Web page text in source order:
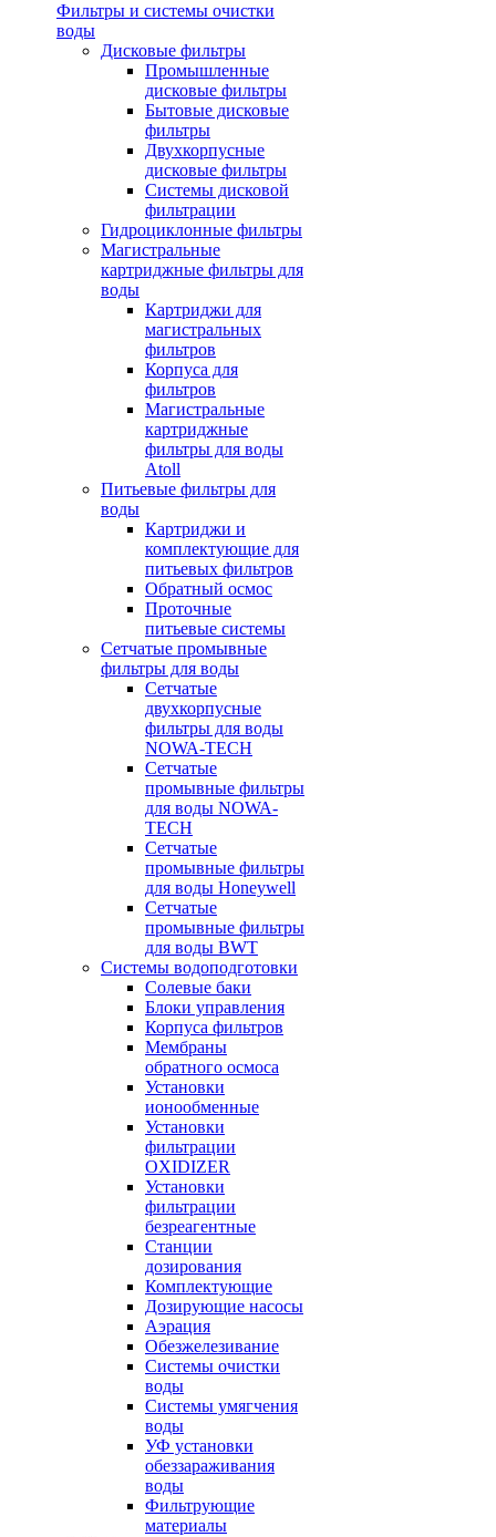
Фильтры и системы очистки
воды
Дисковые фильтры
Промышленные
дисковые фильтры
Бытовые дисковые
фильтры
Двухкорпусные
дисковые фильтры
Системы дисковой
фильтрации
Гидроциклонные фильтры
Магистральные
картриджные фильтры для
воды
Картриджи для
магистральных
фильтров
Корпуса для
фильтров
Магистральные
картриджные
фильтры для воды
Atoll
Питьевые фильтры для
воды
Картриджи и
комплектующие для
питьевых фильтров
Обратный осмос
Проточные
питьевые системы
Сетчатые промывные
фильтры для воды
Сетчатые
двухкорпусные
фильтры для воды
NOWA-TECH
Сетчатые
промывные фильтры
для воды NOWA-
TECH
Сетчатые
промывные фильтры
для воды Honeywell
Сетчатые
промывные фильтры
для воды BWT
Системы водоподготовки
Солевые баки
Блоки управления
Корпуса фильтров
Мембраны
обратного осмоса
Установки
ионообменные
Установки
фильтрации
OXIDIZER
Установки
фильтрации
безреагентные
Станции
дозирования
Комплектующие
Дозирующие насосы
Аэрация
Обезжелезивание
Системы очистки
воды
Системы умягчения
воды
УФ установки
обеззараживания
воды
Фильтрующие
материалы